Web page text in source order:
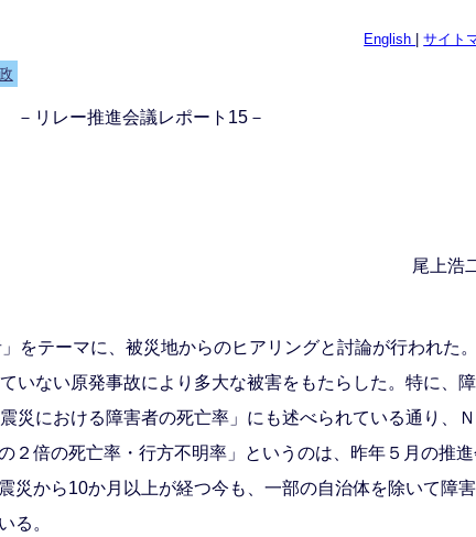
English |サイト
－リレー推進会議レポート15－
尾上浩
テーマに、被災地からのヒアリングと討論が行われた。
ない原発事故により多大な被害をもたらした。特に、
における障害者の死亡率」にも述べられている通り、
倍の死亡率・行方不明率」というのは、昨年５月の推
から10か月以上が経つ今も、一部の自治体を除いて障
る。